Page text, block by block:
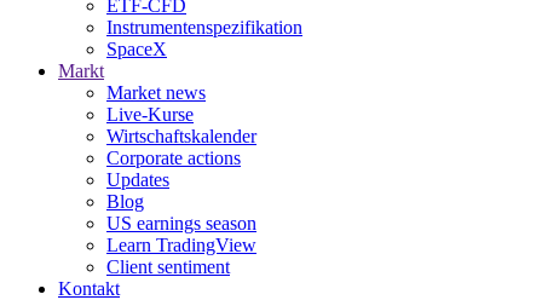
ETF-CFD
Instrumentenspezifikation
SpaceX
Markt
Market news
Live-Kurse
Wirtschaftskalender
Corporate actions
Updates
Blog
US earnings season
Learn TradingView
Client sentiment
Kontakt